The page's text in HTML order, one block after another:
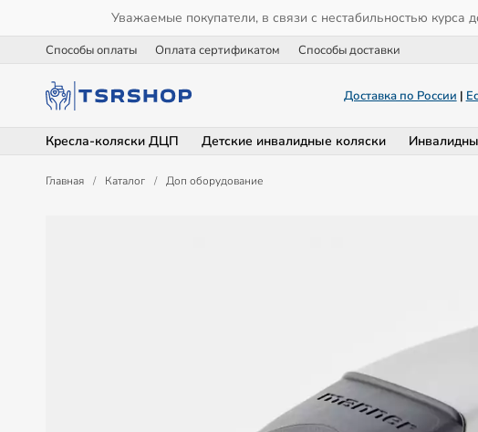
Уважаемые покупатели, в связи с нестабильностью
Способы оплаты Оплата сертификатом Способы доставки
Доставка по России |
Кресла-коляски ДЦП Детские инвалидные коляски
Главная / Каталог / Доп оборудование